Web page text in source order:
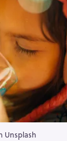
Unsplash